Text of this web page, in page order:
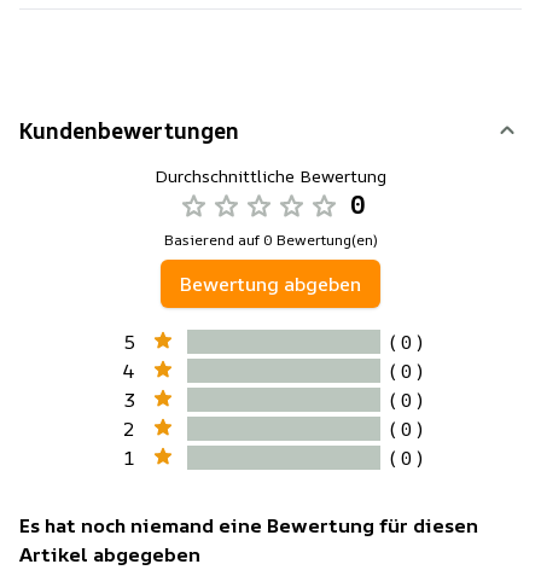
Kundenbewertungen
Durchschnittliche Bewertung
0
Basierend auf 0 Bewertung(en)
Bewertung abgeben
5
( 0 )
4
( 0 )
3
( 0 )
2
( 0 )
1
( 0 )
Es hat noch niemand eine Bewertung für diesen
Artikel abgegeben